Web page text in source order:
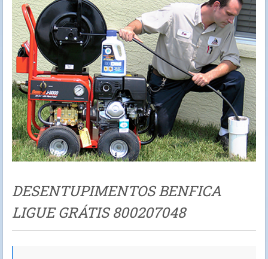
DESENTUPIMENTOS BENFICA
LIGUE GRÁTIS 800207048